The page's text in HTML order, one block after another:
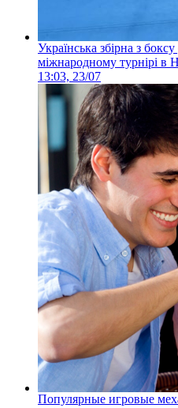
Українська збірна з
міжнародному турнірі в
13:03, 23/07
Популярные игровые